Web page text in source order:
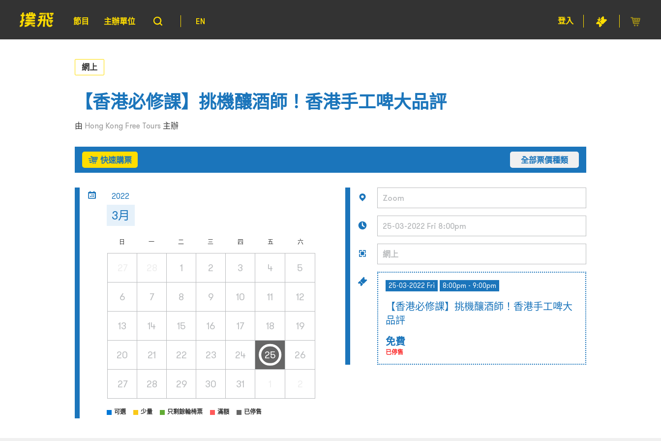
節目 主辦單位 EN 登入
網上
【香港必修課】挑機釀酒師！香港手工啤大品評
由 Hong Kong Free Tours 主辦
快速購票 全部票價種類
2022
3月
日 一 二 三 四 五 六
1 2 3 4 5
6 7 8 9 10 11 12
13 14 15 16 17 18 19
20 21 22 23 24 25 26
27 28 29 30 31
可選 少量 只剩餘輪椅票 滿額 已停售
25-03-2022 Fri 8:00pm - 9:00pm
【香港必修課】挑機釀酒師！香港手工啤大
品評
免費
已停售